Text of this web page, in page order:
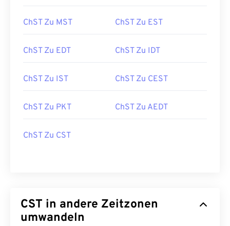
ChST Zu MST ChST Zu EST
ChST Zu EDT ChST Zu IDT
ChST Zu IST ChST Zu CEST
ChST Zu PKT ChST Zu AEDT
ChST Zu CST
CST in andere Zeitzonen
umwandeln